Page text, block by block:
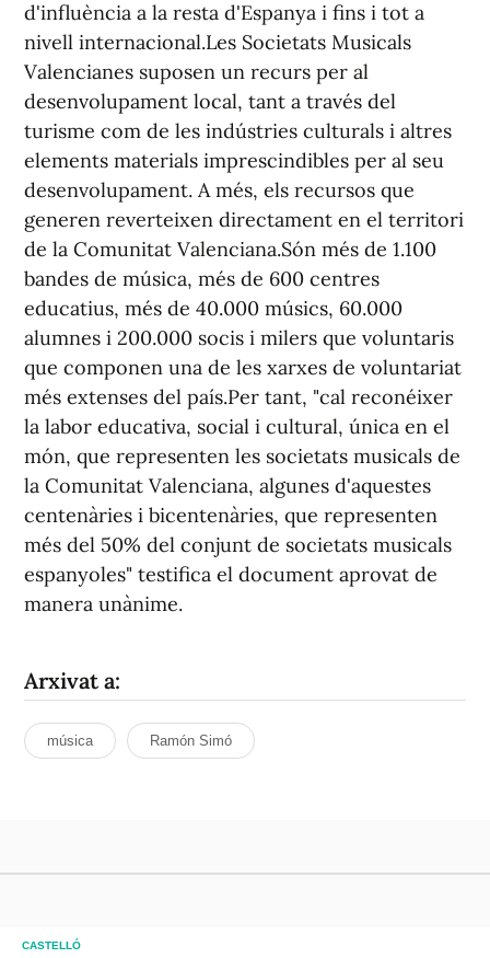
d'influència a la resta d'Espanya i fins i tot a
nivell internacional.Les Societats Musicals
Valencianes suposen un recurs per al
desenvolupament local, tant a través del
turisme com de les indústries culturals i altres
elements materials imprescindibles per al seu
desenvolupament. A més, els recursos que
generen reverteixen directament en el territori
de la Comunitat Valenciana.Són més de 1.100
bandes de música, més de 600 centres
educatius, més de 40.000 músics, 60.000
alumnes i 200.000 socis i milers que voluntaris
que componen una de les xarxes de voluntariat
més extenses del país.Per tant, "cal reconéixer
la labor educativa, social i cultural, única en el
món, que representen les societats musicals de
la Comunitat Valenciana, algunes d'aquestes
centenàries i bicentenàries, que representen
més del 50% del conjunt de societats musicals
espanyoles" testifica el document aprovat de
manera unànime.
Arxivat a:
música Ramón Simó
CASTELLÓ